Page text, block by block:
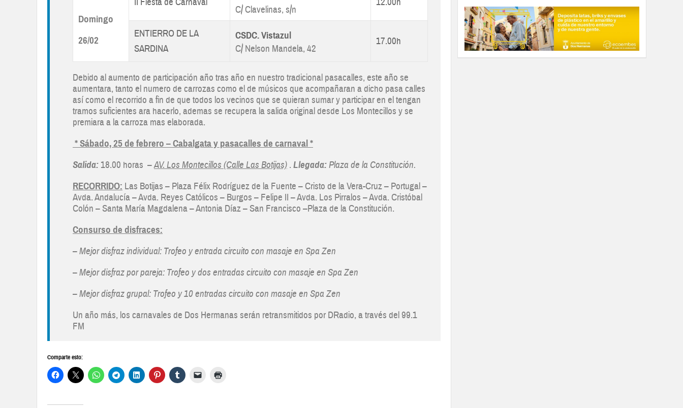
Domingo
26/02
C/ Clavelinas, s/n
ENTIERRO DE LA
SARDINA
CSDC. Vistazul
C/ Nelson Mandela, 42
17.00h
Debido al aumento de participación año tras año en nuestro tradicional pasacalles, este año se
aumentara, tanto el numero de carrozas como el de músicos que acompañaran a dicho pasa calles
así como el recorrido a fin de que todos los vecinos que se quieran sumar y participar en el tengan
tramos suficientes ara hacerlo, ademas se recupera la salida original desde Los Montecillos y se
premiara a la carroza mas elaborada.
* Sábado, 25 de febrero – Cabalgata y pasacalles de carnaval *
Salida: 18.00 horas –AV. Los Montecillos (Calle Las Botijas) . Llegada:Plaza de la Constitución.
RECORRIDO: Las Botijas – Plaza Félix Rodríguez de la Fuente – Cristo de la Vera-Cruz – Portugal –
Avda. Andalucía – Avda. Reyes Católicos – Burgos – Felipe II – Avda. Los Pirralos – Avda. Cristóbal
Colón – Santa María Magdalena – Antonia Díaz – San Francisco –Plaza de la Constitución.
Consurso de disfraces:
–Mejor disfraz individual: Trofeo y entrada circuito con masaje en Spa Zen
–Mejor disfraz por pareja: Trofeo y dos entradas circuito con masaje en Spa Zen
–Mejor disfraz grupal: Trofeo y 10 entradas circuito con masaje en Spa Zen
Un año más, los carnavales de Dos Hermanas serán retransmitidos por DRadio, a través del 99.1
FM
Comparte esto: